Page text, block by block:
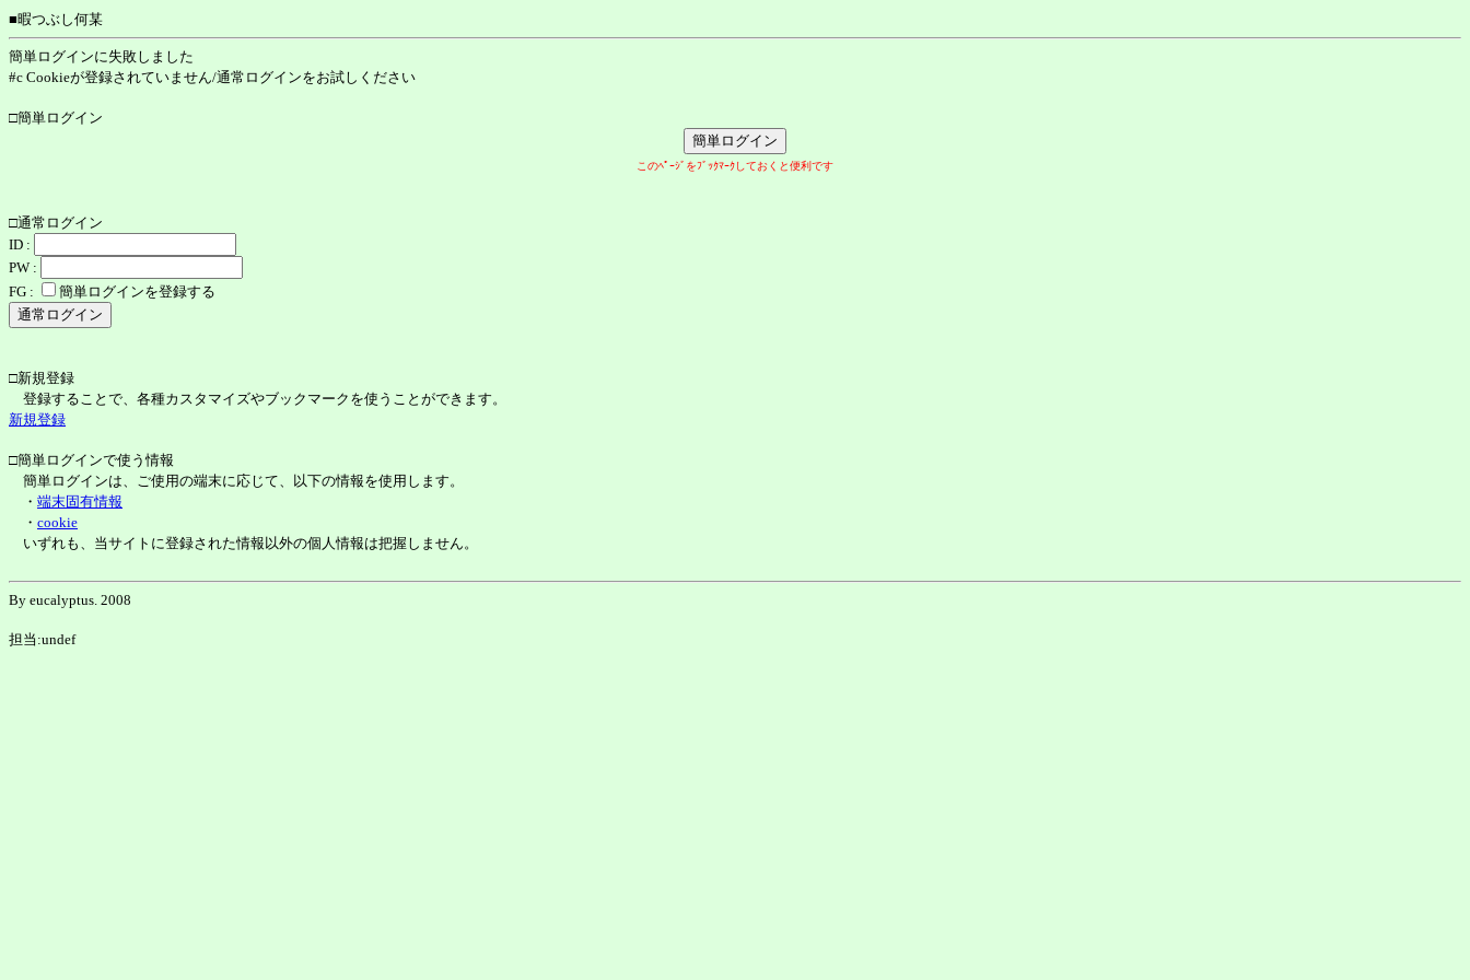
■暇つぶし何某
簡単ログインに失敗しました
#c Cookieが登録されていません/通常ログインをお試しください
□簡単ログイン
このﾍﾟｰｼﾞをﾌﾞｯｸﾏｰｸしておくと便利です
□通常ログイン
ID :
PW :
FG :
簡単ログインを登録する
□新規登録
登録することで、各種カスタマイズやブックマークを使うことができます。
新規登録
□簡単ログインで使う情報
簡単ログインは、ご使用の端末に応じて、以下の情報を使用します。
・ 端末固有情報
・ cookie
いずれも、当サイトに登録された情報以外の個人情報は把握しません。
By eucalyptus. 2008
担当:undef